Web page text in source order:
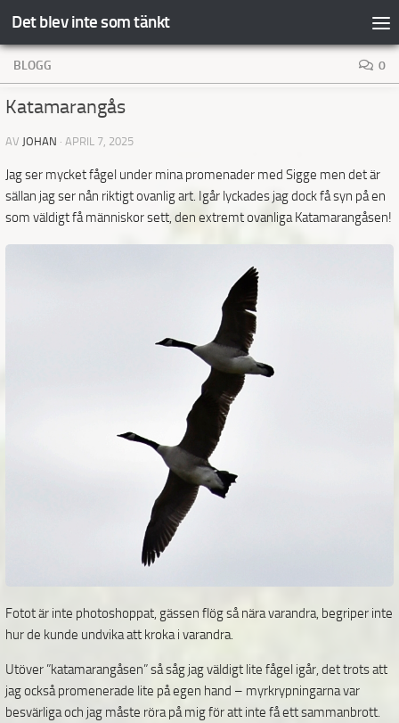
Hoppa till innehåll
Det blev inte som tänkt
BLOGG 0
Katamarangås
AV JOHAN · APRIL 7, 2025
Jag ser mycket fågel under mina promenader med Sigge men det är
sällan jag ser nån riktigt ovanlig art. Igår lyckades jag dock få syn på en
som väldigt få människor sett, den extremt ovanliga Katamarangåsen!
Fotot är inte photoshoppat, gässen flög så nära varandra, begriper inte
hur de kunde undvika att kroka i varandra.
Utöver ”katamarangåsen” så såg jag väldigt lite fågel igår, det trots att
jag också promenerade lite på egen hand – myrkrypningarna var
besvärliga och jag måste röra på mig för att inte få ettsammanbrott.